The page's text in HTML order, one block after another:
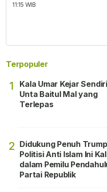
11:15 WIB
Terpopuler
1
Kala Umar Kejar Sendiri
Unta Baitul Mal yang
Terlepas
2 Didukung Penuh
Politisi Anti Islam Ini
dalam Pemilu
Partai Republik